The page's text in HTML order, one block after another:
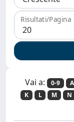
Risultati/Pagina
Vai a: 0-9 A
K
L M N